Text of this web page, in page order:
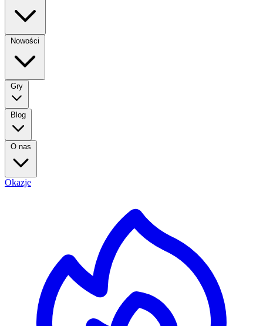
Nowości
Gry
Blog
O nas
Okazje